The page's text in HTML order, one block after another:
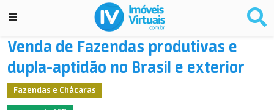
Venda de Fazendas produtivas e
dupla-aptidão no Brasil e exterior
Fazendas e Chácaras